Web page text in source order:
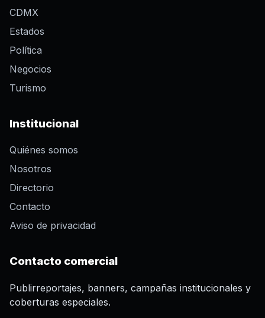
CDMX
Estados
Política
Negocios
Turismo
Institucional
Quiénes somos
Nosotros
Directorio
Contacto
Aviso de privacidad
Contacto comercial
Publirreportajes, banners, campañas institucionales y
coberturas especiales.